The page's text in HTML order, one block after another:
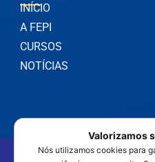
INÍCIO
A FEPI
CURSOS
NOTÍCIAS
©2025 FEPI Itajubá -
Valorizamos
Nós utilizamos cookies para